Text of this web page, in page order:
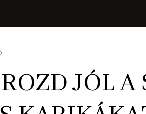
JÓL A